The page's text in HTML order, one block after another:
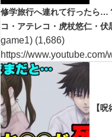
修学旅行へ連れて行ったら…
コ・アテレコ・虎杖悠仁・伏
game1) (1,686)
https://
【